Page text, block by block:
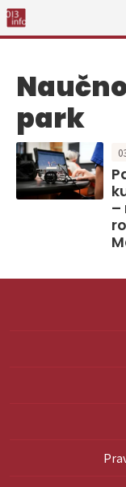
park
–